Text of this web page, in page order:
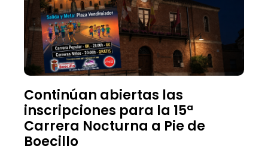
Continúan abiertas las
inscripciones para la 15ª
Carrera Nocturna a Pie de
Boecillo